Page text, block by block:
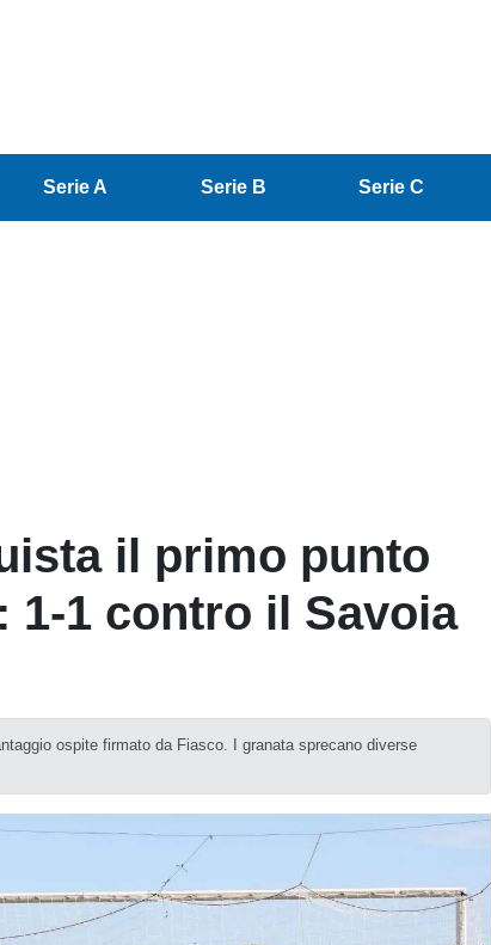
Serie A Serie B Serie C
il primo punto
1-1 contro il Savoia
ospite firmato da Fiasco. I granata sprecano diverse